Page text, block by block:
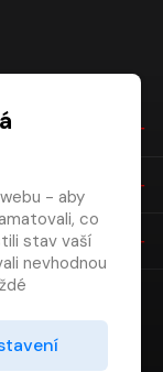
- aby
co
stav vaší
nevhodnou